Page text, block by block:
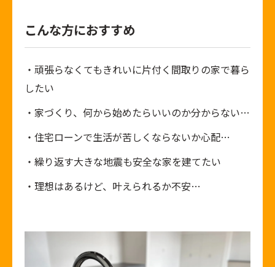
こんな方におすすめ
・頑張らなくてもきれいに片付く間取りの家で暮ら
したい
・家づくり、何から始めたらいいのか分からない…
・住宅ローンで生活が苦しくならないか心配…
・繰り返す大きな地震も安全な家を建てたい
・理想はあるけど、叶えられるか不安…